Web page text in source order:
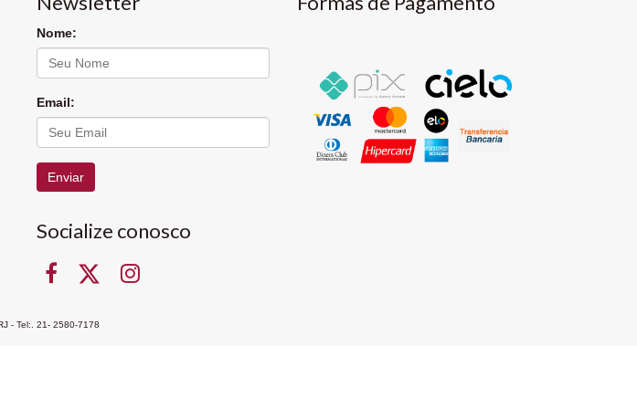
Nome:
Email:
Enviar
Socialize conosco
- Tel:. 21- 2580-7178